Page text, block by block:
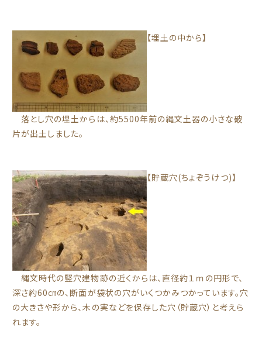
【埋土の中から】
落とし穴の埋土からは、約5500年前の縄文土器の小さな破
片が出土しました。
【貯蔵穴(ちょぞうけつ)】
縄文時代の竪穴建物跡の近くからは、直径約１ｍの円形で、
深さ約60㎝の、断面が袋状の穴がいくつかみつかっています。穴
の大きさや形から、木の実などを保存した穴（貯蔵穴）と考えら
れます。